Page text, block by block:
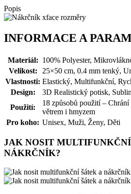
Popis
INFORMACE A
Materiál: 100% Polyester,
Velikost:
25×50 cm, 0.4 mm tenký,
Vlastnosti: Elastický, Multifunkční,
Design:
3D Realistický potisk,
Použití:
18 způsobů použití –
větrem i hmyzem
Pro koho: Unisex, Muži, Ženy, Děti
JAK NOSIT
NÁKRČNÍK?